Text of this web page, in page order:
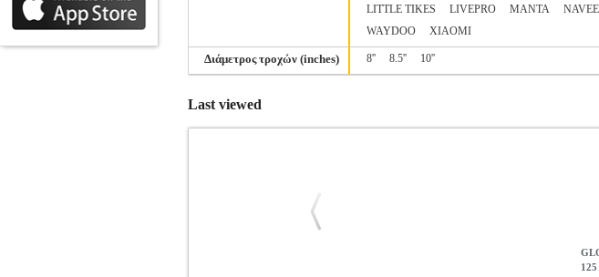
LITTLE TIKES
LIVEPRO MANTA NAVEE
WAYDOO
XIAOMI
Διάμετρος τροχών (inches) 8'' 8.5'' 10''
Last viewed